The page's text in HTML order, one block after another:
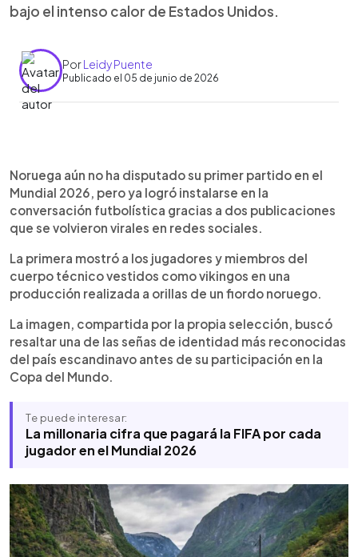
bajo el intenso calor de Estados Unidos.
PorLeidy Puente
Publicado el 05 de junio de 2026
Escuchar artículo
La selección de Noruega se convirtió en una de
las protagonistas de la previa del Mundial 2026
gracias a dos publicaciones que se hicieron virales
en redes sociales. Primero, los jugadores y el
en una sesión fotográfica realizada en un fiordo
noruego, una imagen que generó elogios y críticas
en su país. Días después, el equipo compartió
Estados Unidos, donde varios futbolistas
trabajaron sin camiseta para adaptarse a las altas
temperaturas. Noruega regresará a una Copa del
Mundo por primera vez desde Francia 1998.
Noruega aún no ha disputado su primer partido en el
Mundial 2026, pero ya logró instalarse en la
conversación futbolística gracias a dos publicaciones
que se volvieron virales en redes sociales.
La primera mostró a los jugadores y miembros del
cuerpo técnico vestidos como vikingos en una
producción realizada a orillas de un fiordo noruego.
La imagen, compartida por la propia selección, buscó
resaltar una de las señas de identidad más reconocidas
del país escandinavo antes de su participación en la
Copa del Mundo.
Te puede interesar:
La millonaria cifra que pagará la FIFA por cada
jugador en el Mundial 2026